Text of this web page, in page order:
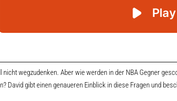
wegzudenken. Aber wie werden in der NBA Gegner
David gibt einen genaueren Einblick in diese Fragen und